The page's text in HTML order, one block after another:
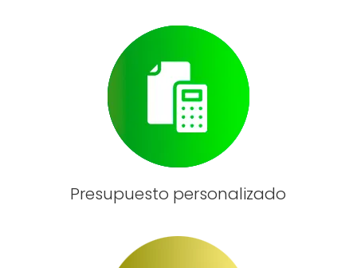
Presupuesto personalizado